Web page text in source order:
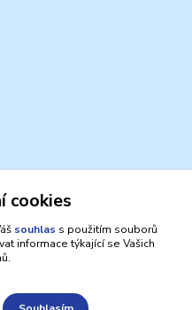
cookies
souhlas s použitím souborů
informace týkající se Vašich